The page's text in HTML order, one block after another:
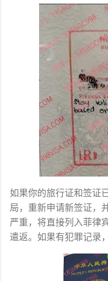
如果你的旅行证和签证
局，重新申请新签证，
严重，将直接列入菲律
遣返。如果有犯罪记录